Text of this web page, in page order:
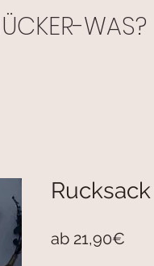
WAS?
ab 21,90€